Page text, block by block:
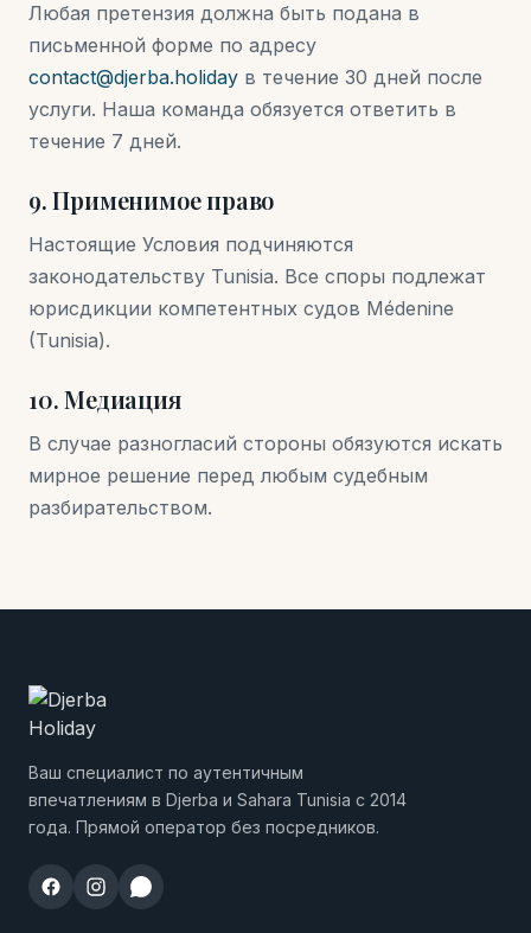
Любая претензия должна быть подана в
письменной форме по адресу
contact@djerba.holiday в течение 30 дней после
услуги. Наша команда обязуется ответить в
течение 7 дней.
9. Применимое право
Настоящие Условия подчиняются
законодательству Tunisia. Все споры подлежат
юрисдикции компетентных судов Médenine
(Tunisia).
10. Медиация
В случае разногласий стороны обязуются искать
мирное решение перед любым судебным
разбирательством.
Ваш специалист по аутентичным
впечатлениям в Djerba и Sahara Tunisia с 2014
года. Прямой оператор без посредников.